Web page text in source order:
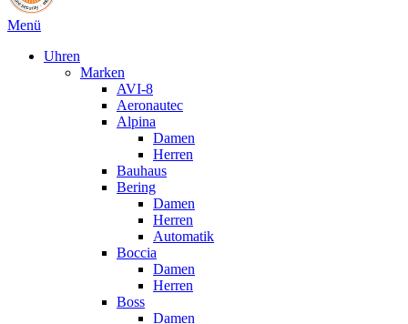
Menü
Uhren
Marken
AVI-8
Aeronautec
Alpina
Damen
Herren
Bauhaus
Bering
Damen
Herren
Automatik
Boccia
Damen
Herren
Boss
Damen